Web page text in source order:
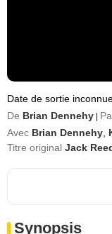
Date de sortie
De Brian Dennehy
Avec Brian Dennehy
Titre original Jack
Synopsis